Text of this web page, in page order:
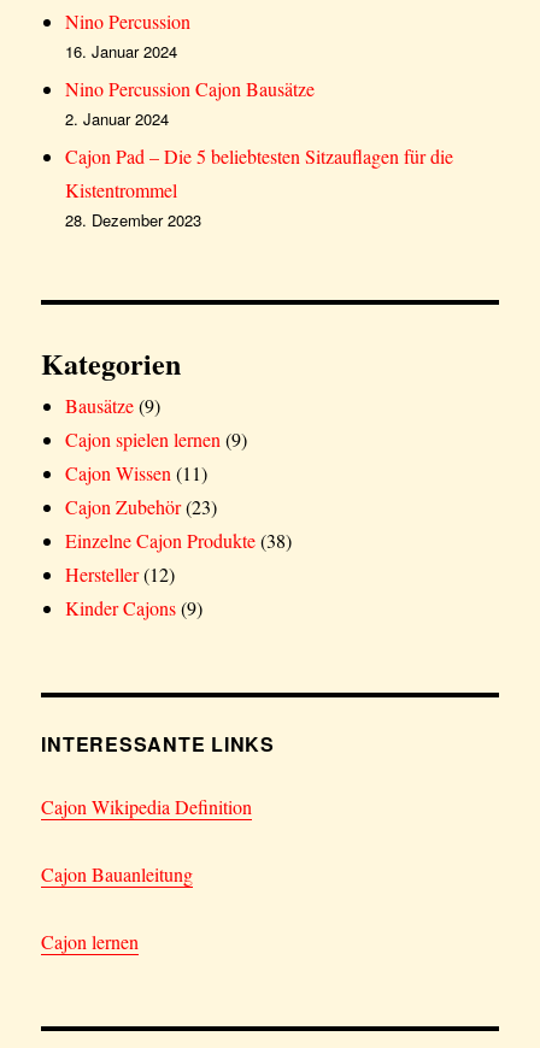
Nino Percussion
16. Januar 2024
Nino Percussion Cajon Bausätze
2. Januar 2024
Cajon Pad – Die 5 beliebtesten Sitzauflagen für die
Kistentrommel
28. Dezember 2023
Kategorien
Bausätze(9)
Cajon spielen lernen(9)
Cajon Wissen(11)
Cajon Zubehör(23)
Einzelne Cajon Produkte(38)
Hersteller(12)
Kinder Cajons(9)
INTERESSANTE LINKS
Cajon Wikipedia Definition
Cajon Bauanleitung
Cajon lernen